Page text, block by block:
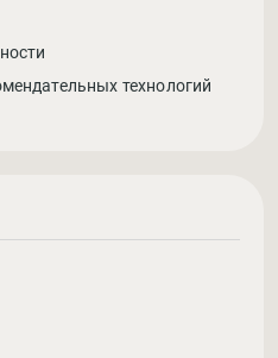
технологий